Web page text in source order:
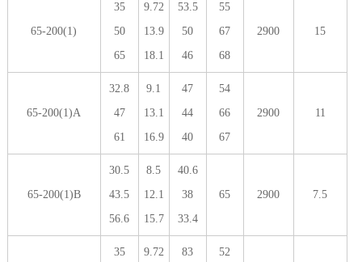
65-200(1)
35
50
65
9.72
13.9
18.1
53.5
50
46
55
67
68
2900 15
65-200(1)A
32.8
47
61
9.1
13.1
16.9
47
44
40
54
66
67
2900 11
65-200(1)B
30.5
43.5
56.6
8.5
12.1
15.7
40.6
38
33.4
65 2900 7.5
35
9.72
83
52